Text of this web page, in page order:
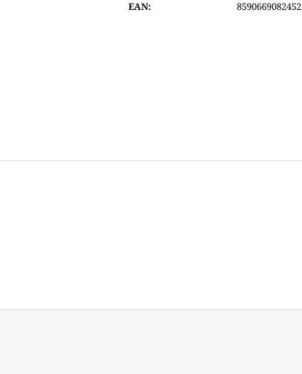
EAN: 8590669082452